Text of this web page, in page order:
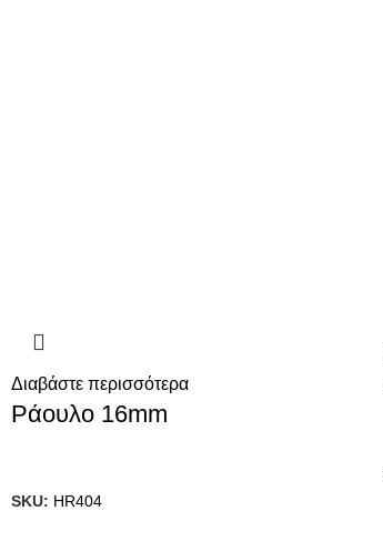
Διαβάστε περισσότερα
Ράουλο 16mm
SKU: HR404